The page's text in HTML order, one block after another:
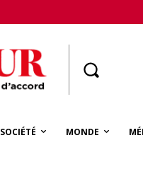
SOCIÉTÉ MONDE